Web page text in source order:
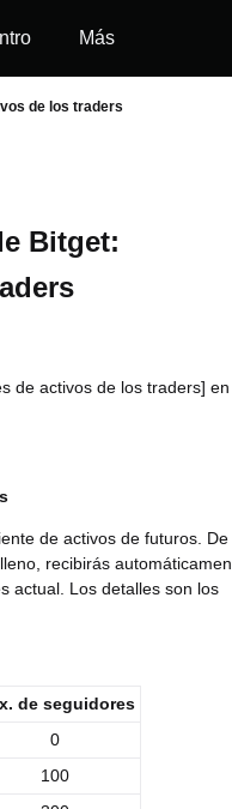
Más
de los traders
Bitget:
de activos de los traders]
de activos de futuros. De
recibirás
actual. Los detalles son los
de seguidores
0
100